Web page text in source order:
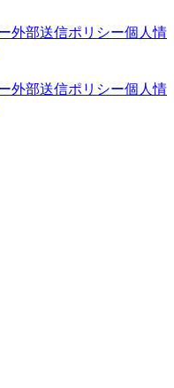
外部送信ポリシー個人情
外部送信ポリシー個人情